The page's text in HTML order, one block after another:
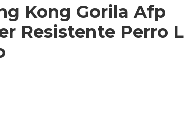
Kong Gorila Afp
Resistente Perro L